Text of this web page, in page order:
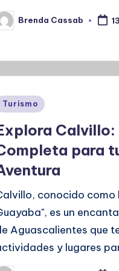
Brenda Cassab
Turismo
Calvillo:
para
conocido como
es un
Aguascalientes que
y lugares